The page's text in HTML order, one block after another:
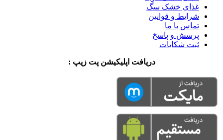
غذای خشک سگ
شرایط و قوانین
تماس با ما
پرسش و پاسخ
ثبت شکایات
دریافت اپلیکیشن پت زیپ :